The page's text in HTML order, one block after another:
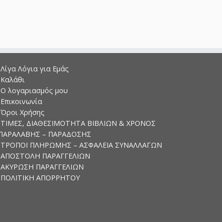
Λίγα Λόγια για Εμάς
Καλάθι
Ο λογαριασμός μου
Επικοινωνία
Όροι Χρήσης
ΤΙΜΕΣ, ΔΙΑΘΕΣΙΜΟΤΗΤΑ ΒΙΒΛΙΩΝ & ΧΡΟΝΟΣ
– ΠΑΡΑΔΟΣΗΣ
ΤΡΟΠΟΙ ΠΛΗΡΩΜΗΣ – ΑΣΦΑΛΕΙΑ ΣΥΝΑΛΛΑΓΩΝ
ΑΠΟΣΤΟΛΗ ΠΑΡΑΓΓΕΛΙΩΝ
ΑΚΥΡΩΣΗ ΠΑΡΑΓΓΕΛΙΩΝ
ΠΟΛΙΤΙΚΗ ΑΠΟΡΡΗΤΟΥ